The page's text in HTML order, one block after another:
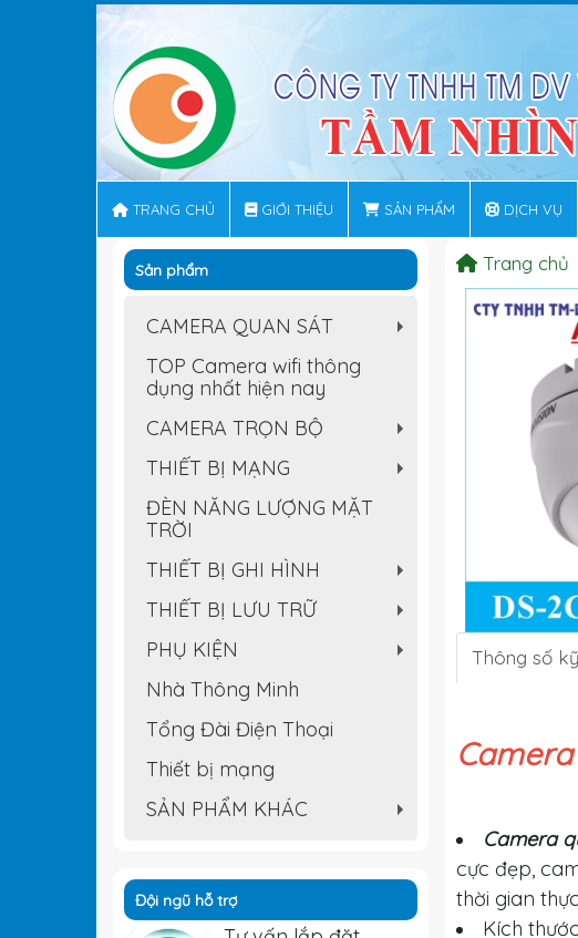
TRANG CHỦ GIỚI THIỆU SẢN PHẨM DỊCH VỤ
Trang chủ
Thông số
Camera
cực đẹp,
thời gian
Kích
Sản phẩm
CAMERA QUAN SÁT
TOP Camera wifi thông
dụng nhất hiện nay
CAMERA TRỌN BỘ
THIẾT BỊ MẠNG
ĐÈN NĂNG LƯỢNG MẶT
TRỜI
THIẾT BỊ GHI HÌNH
THIẾT BỊ LƯU TRỮ
PHỤ KIỆN
Nhà Thông Minh
Tổng Đài Điện Thoại
Thiết bị mạng
SẢN PHẨM KHÁC
Đội ngũ hỗ trợ